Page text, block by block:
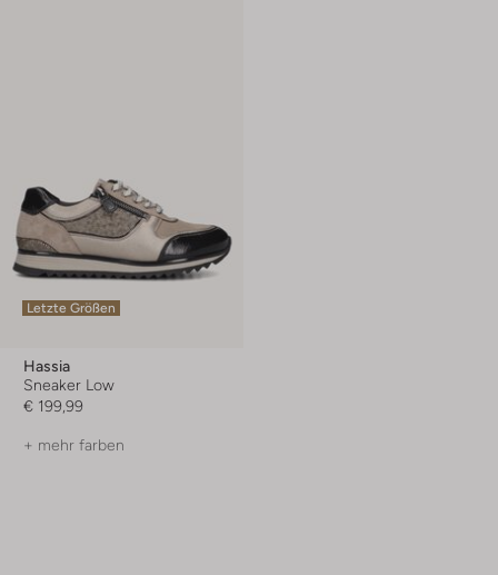
Letzte Größen
Hassia
Sneaker Low
€ 199,99
+ mehr farben